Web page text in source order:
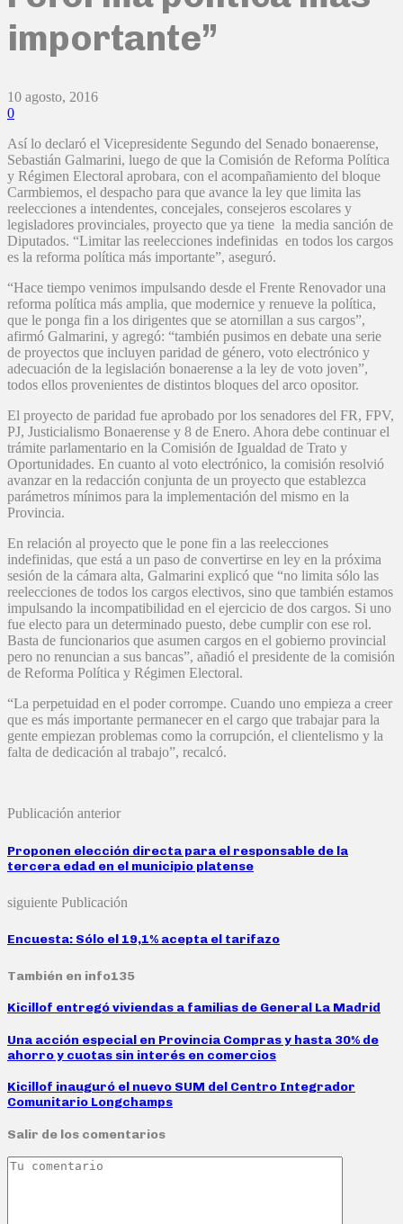
importante”
10 agosto, 2016
0
Así lo declaró el Vicepresidente Segundo del Senado bonaerense,
Sebastián Galmarini, luego de que la Comisión de Reforma Política
y Régimen Electoral aprobara, con el acompañamiento del bloque
Carmbiemos, el despacho para que avance la ley que limita las
reelecciones a intendentes, concejales, consejeros escolares y
legisladores provinciales, proyecto que ya tiene la media sanción de
Diputados. “Limitar las reelecciones indefinidas en todos los cargos
es la reforma política más importante”, aseguró.
“Hace tiempo venimos impulsando desde el Frente Renovador una
reforma política más amplia, que modernice y renueve la política,
que le ponga fin a los dirigentes que se atornillan a sus cargos”,
afirmó Galmarini, y agregó: “también pusimos en debate una serie
de proyectos que incluyen paridad de género, voto electrónico y
adecuación de la legislación bonaerense a la ley de voto joven”,
todos ellos provenientes de distintos bloques del arco opositor.
El proyecto de paridad fue aprobado por los senadores del FR, FPV,
PJ, Justicialismo Bonaerense y 8 de Enero. Ahora debe continuar el
trámite parlamentario en la Comisión de Igualdad de Trato y
Oportunidades. En cuanto al voto electrónico, la comisión resolvió
avanzar en la redacción conjunta de un proyecto que establezca
parámetros mínimos para la implementación del mismo en la
Provincia.
En relación al proyecto que le pone fin a las reelecciones
indefinidas, que está a un paso de convertirse en ley en la próxima
sesión de la cámara alta, Galmarini explicó que “no limita sólo las
reelecciones de todos los cargos electivos, sino que también estamos
impulsando la incompatibilidad en el ejercicio de dos cargos. Si uno
fue electo para un determinado puesto, debe cumplir con ese rol.
Basta de funcionarios que asumen cargos en el gobierno provincial
pero no renuncian a sus bancas”, añadió el presidente de la comisión
de Reforma Política y Régimen Electoral.
“La perpetuidad en el poder corrompe. Cuando uno empieza a creer
que es más importante permanecer en el cargo que trabajar para la
gente empiezan problemas como la corrupción, el clientelismo y la
falta de dedicación al trabajo”, recalcó.
Publicación anterior
Proponen elección directa para el responsable de la
tercera edad en el municipio platense
siguiente Publicación
Encuesta: Sólo el 19,1% acepta el tarifazo
También en info135
Kicillof entregó viviendas a familias de General La Madrid
Una acción especial en Provincia Compras y hasta 30% de
ahorro y cuotas sin interés en comercios
Kicillof inauguró el nuevo SUM del Centro Integrador
Comunitario Longchamps
Salir de los comentarios